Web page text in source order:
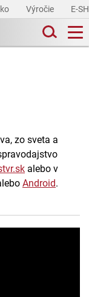
Výročie E-
zo sveta a
alebo v
Android.